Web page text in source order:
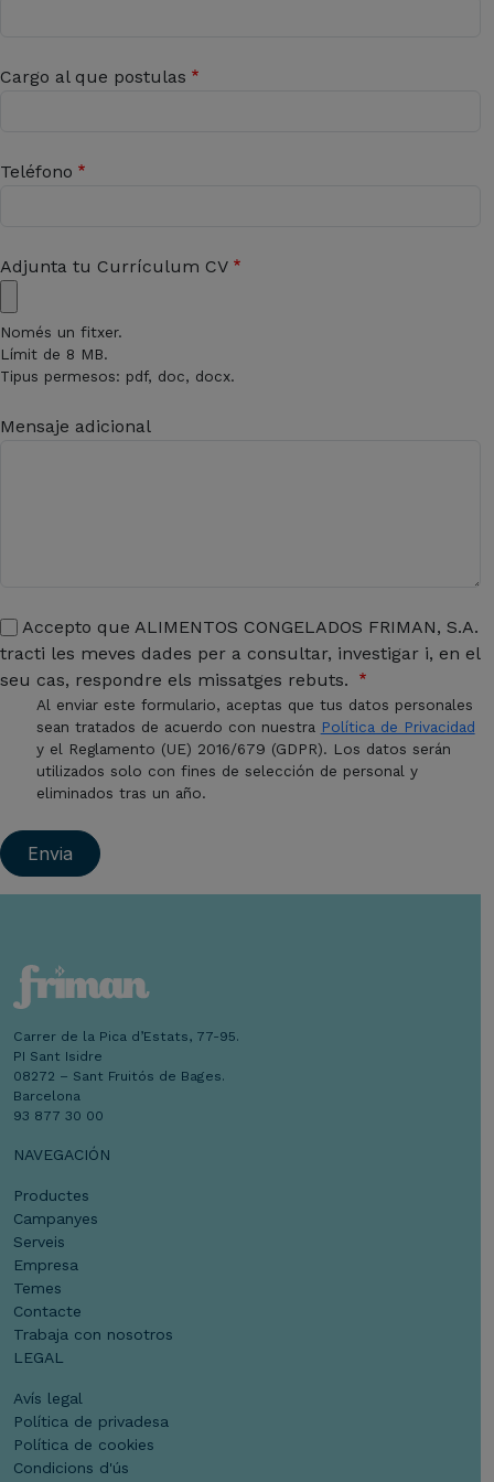
Cargo al que postulas
Teléfono
Adjunta tu Currículum CV
Només un fitxer.
Límit de 8 MB.
Tipus permesos: pdf, doc, docx.
Mensaje adicional
Accepto que ALIMENTOS CONGELADOS FRIMAN, S.A.
tracti les meves dades per a consultar, investigar i, en el
seu cas, respondre els missatges rebuts.
Al enviar este formulario, aceptas que tus datos personales
sean tratados de acuerdo con nuestra Política de Privacidad
y el Reglamento (UE) 2016/679 (GDPR). Los datos serán
utilizados solo con fines de selección de personal y
eliminados tras un año.
Carrer de la Pica d’Estats, 77-95.
PI Sant Isidre
08272 – Sant Fruitós de Bages.
Barcelona
93 877 30 00
NAVEGACIÓN
Productes
Campanyes
Serveis
Empresa
Temes
Contacte
Trabaja con nosotros
LEGAL
Avís legal
Política de privadesa
Política de cookies
Condicions d'ús